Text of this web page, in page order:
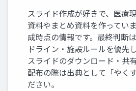
スライド作成が好きで、医療
資料やまとめ資料を作ってい
成時点の情報です。最終判断
ドライン・施設ルールを優先
スライドのダウンロード・共
配布の際は出典として「やく
ださい。